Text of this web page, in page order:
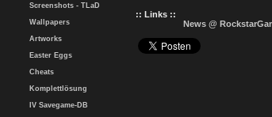
Screenshots - TLaD
Wallpapers
Artworks
Easter Eggs
Cheats
Komplettlösung
IV Savegame-DB
:: Links ::
News @